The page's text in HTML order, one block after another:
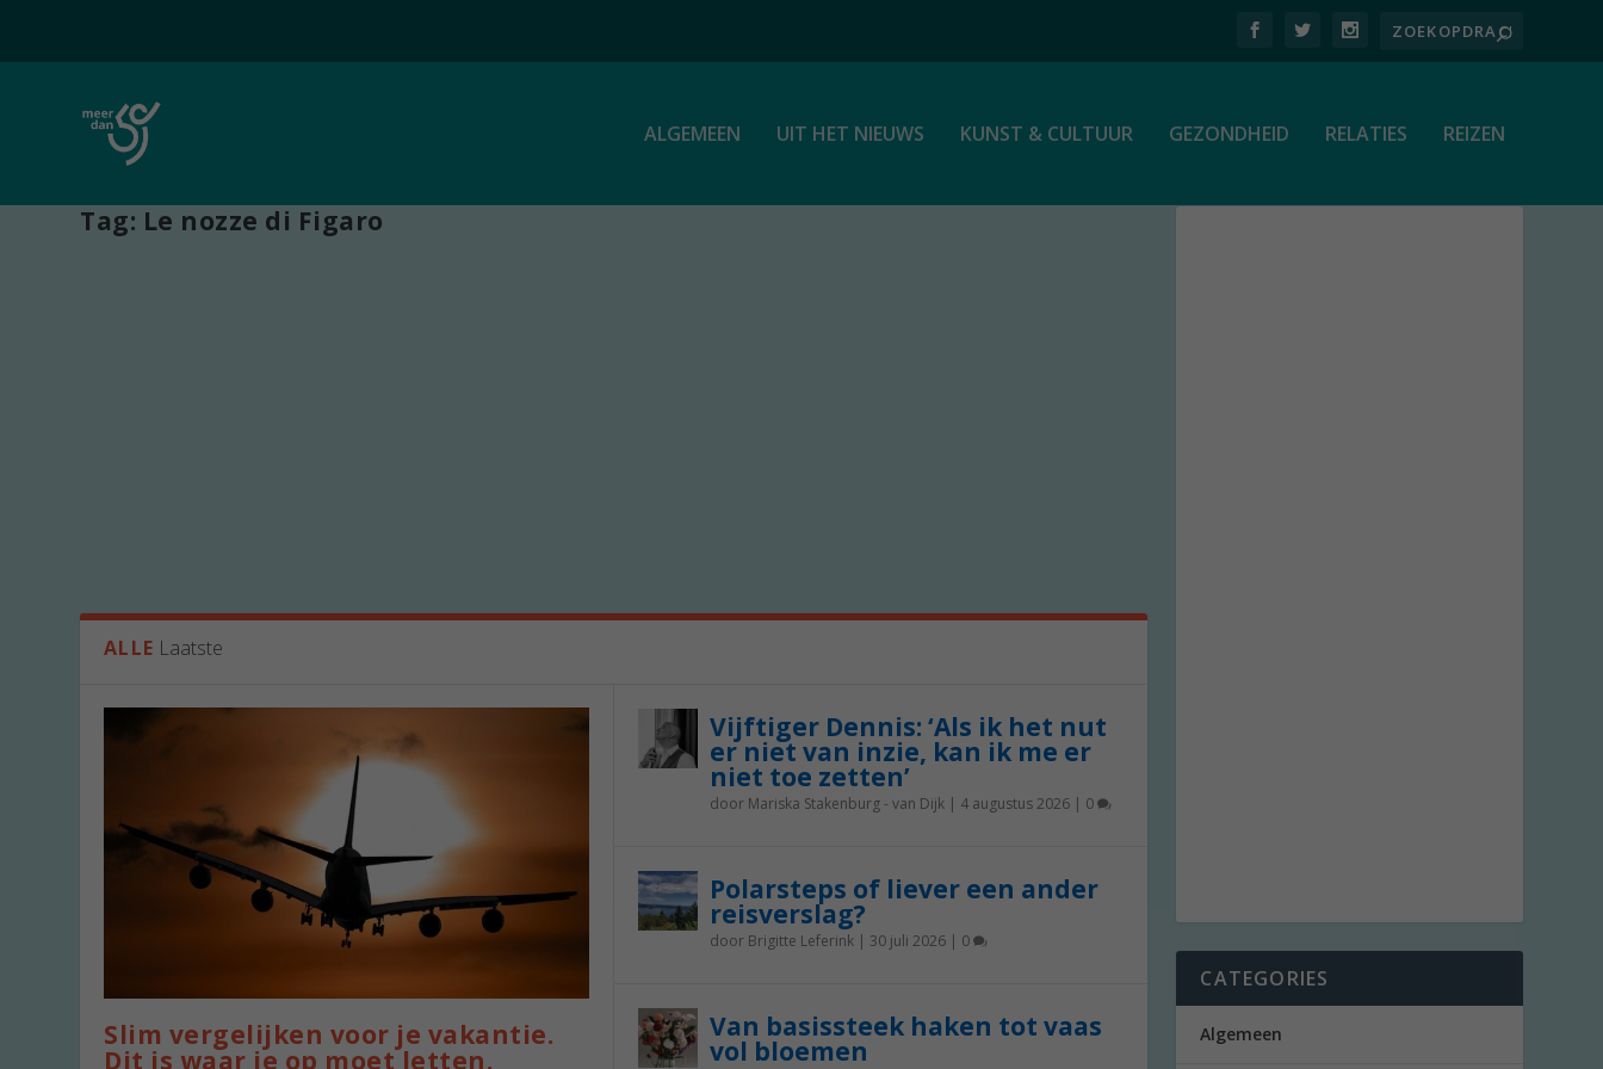
ALGEMEEN UIT HET NIEUWS KUNST & CULTUUR GEZONDHEID RELATIES REIZEN
Tag: Le nozze di Figaro
ALLE Laatste
Slim vergelijken voor je vakantie.
Dit is waar je op moet letten.
Vijftiger Dennis: ‘Als ik het nut
er niet van inzie, kan ik me er
niet toe zetten’
door Mariska Stakenburg - van Dijk| 4 augustus 2026| 0
Polarsteps of liever een ander
reisverslag?
door Brigitte Leferink| 30 juli 2026| 0
Van basissteek haken tot vaas
vol bloemen
CATEGORIES
Algemeen